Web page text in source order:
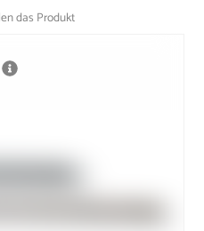
das Produkt